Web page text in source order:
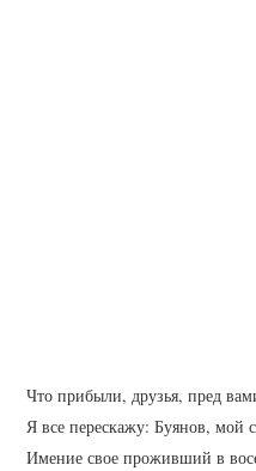
Что прибыли, друзья, пред
Я все перескажу: Буянов, мой
Имение свое проживший в